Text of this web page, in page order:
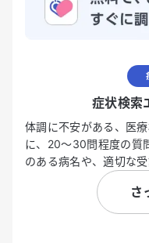
症状検索
体調に不安がある、医
に、20〜30問程度の質
のある病名や、適切な
さ